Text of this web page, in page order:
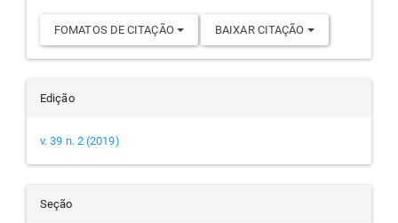
FOMATOS DE CITAÇÃO BAIXAR CITAÇÃO
Edição
v. 39 n. 2 (2019)
Seção